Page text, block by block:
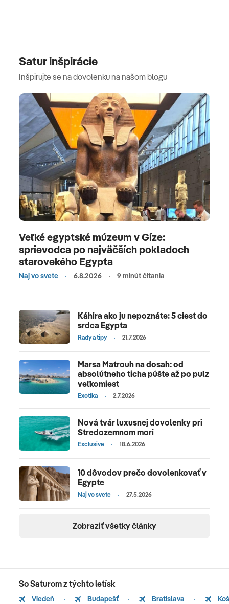
Satur inšpirácie
Inšpirujte se na dovolenku na našom blogu
Veľké egyptské múzeum v Gíze:
sprievodca po najväčších pokladoch
starovekého Egypta
Naj vo svete 6.8.2026 9 minút čítania
Káhira ako ju nepoznáte: 5 ciest do
srdca Egypta
Rady a tipy 21.7.2026
Marsa Matrouh na dosah: od
absolútneho ticha púšte až po pulz
veľkomiest
Exotika 2.7.2026
Nová tvár luxusnej dovolenky pri
Stredozemnom mori
Exclusive 18.6.2026
10 dôvodov prečo dovolenkovať v
Egypte
Naj vo svete 27.5.2026
Zobraziť všetky články
So Saturom z týchto letísk
Viedeň Budapešť Bratislava